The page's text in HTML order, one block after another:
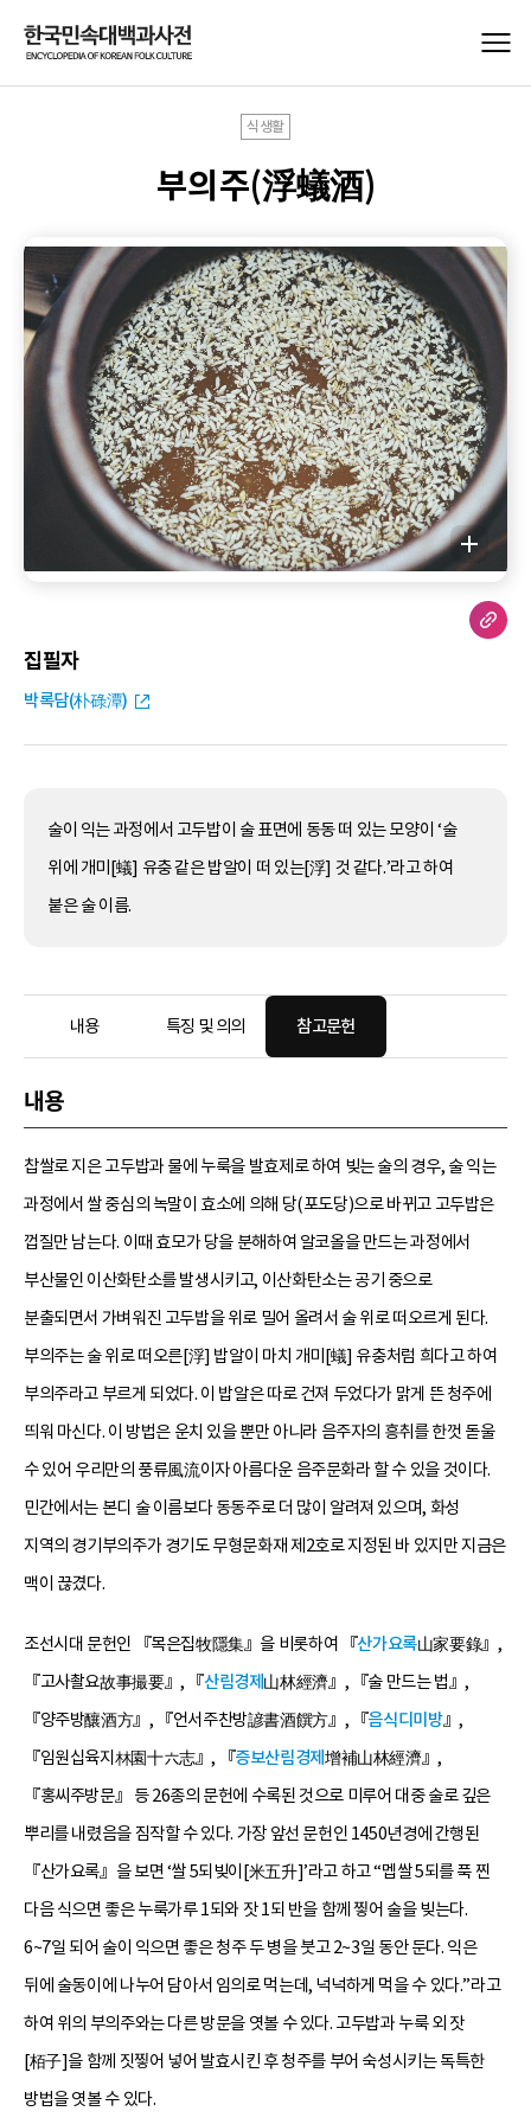
식생활
부의주(浮蟻酒)
집필자
박록담(朴碌潭)
술이 익는 과정에서 고두밥이 술 표면에 동동 떠 있는 모양이 ‘술
위에 개미[蟻] 유충 같은 밥알이 떠 있는[浮] 것 같다.’라고 하여
붙은 술 이름.
내용 특징 및 의의 참고문헌
내용
찹쌀로 지은 고두밥과 물에 누룩을 발효제로 하여 빚는 술의 경우, 술 익는
과정에서 쌀 중심의 녹말이 효소에 의해 당(포도당)으로 바뀌고 고두밥은
껍질만 남는다. 이때 효모가 당을 분해하여 알코올을 만드는 과정에서
부산물인 이산화탄소를 발생시키고, 이산화탄소는 공기 중으로
분출되면서 가벼워진 고두밥을 위로 밀어 올려서 술 위로 떠오르게 된다.
부의주는 술 위로 떠오른[浮] 밥알이 마치 개미[蟻] 유충처럼 희다고 하여
부의주라고 부르게 되었다. 이 밥알은 따로 건져 두었다가 맑게 뜬 청주에
띄워 마신다. 이 방법은 운치 있을 뿐만 아니라 음주자의 흥취를 한껏 돋울
수 있어 우리만의 풍류風流이자 아름다운 음주문화라 할 수 있을 것이다.
민간에서는 본디 술 이름보다 동동주로 더 많이 알려져 있으며, 화성
지역의 경기부의주가 경기도 무형문화재 제2호로 지정된 바 있지만 지금은
맥이 끊겼다.
조선시대 문헌인 『목은집牧隱集』을 비롯하여 『산가요록山家要錄』,
『고사촬요故事撮要』, 『산림경제 山林經濟』, 『술 만드는 법』,
『양주방釀酒方』, 『언서주찬방諺書酒饌方』, 『음식디미방』,
『임원십육지林園十六志』, 『증보산림경제 增補山林經濟』,
『홍씨주방문』 등 26종의 문헌에 수록된 것으로 미루어 대중 술로 깊은
뿌리를 내렸음을 짐작할 수 있다. 가장 앞선 문헌인 1450년경에 간행된
『산가요록』을 보면 ‘쌀 5되빚이[米五升]’라고 하고 “멥쌀 5되를 푹 찐
다음 식으면 좋은 누룩가루 1되와 잣 1되 반을 함께 찧어 술을 빚는다.
6~7일 되어 술이 익으면 좋은 청주 두 병을 붓고 2~3일 동안 둔다. 익은
뒤에 술동이에 나누어 담아서 임의로 먹는데, 넉넉하게 먹을 수 있다.”라고
하여 위의 부의주와는 다른 방문을 엿볼 수 있다. 고두밥과 누룩 외 잣
[栢子]을 함께 짓찧어 넣어 발효시킨 후 청주를 부어 숙성시키는 독특한
방법을 엿볼 수 있다.